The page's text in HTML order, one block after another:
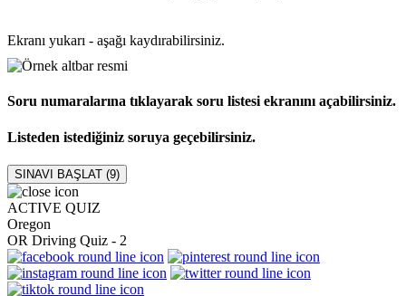
Ekranı yukarı - aşağı kaydırabilirsiniz.
Soru numaralarına tıklayarak soru listesi ekranını açabilirsiniz.
Listeden istediğiniz soruya geçebilirsiniz.
SINAVI BAŞLAT (9)
ACTIVE QUIZ
Oregon
OR Driving Quiz - 2